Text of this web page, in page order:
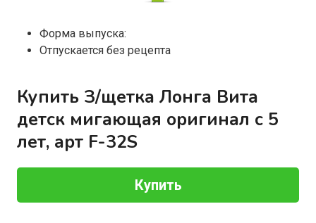
Форма выпуска:
Отпускается без рецепта
Купить З/щетка Лонга Вита
детск мигающая оригинал с 5
лет, арт F-32S
Купить